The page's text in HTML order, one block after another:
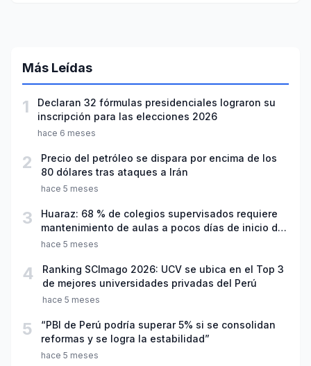
Más Leídas
1
Declaran 32 fórmulas presidenciales lograron su
inscripción para las elecciones 2026
hace 6 meses
2
Precio del petróleo se dispara por encima de los
80 dólares tras ataques a Irán
hace 5 meses
3
Huaraz: 68 % de colegios supervisados requiere
mantenimiento de aulas a pocos días de inicio del
año escolar 2026
hace 5 meses
4
Ranking SCImago 2026: UCV se ubica en el Top 3
de mejores universidades privadas del Perú
hace 5 meses
5
“PBI de Perú podría superar 5% si se consolidan
reformas y se logra la estabilidad”
hace 5 meses